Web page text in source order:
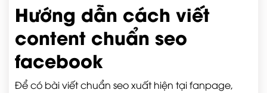
Hướng dẫn cách viết
content chuẩn seo
facebook
Để có bài viết chuẩn seo xuất hiện tại fanpage,